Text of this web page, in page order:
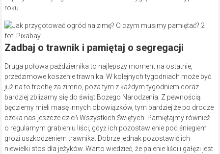
roku.
fot. Pixabay
Zadbaj o trawnik i pamiętaj o segregacji
Druga połowa października to najlepszy moment na ostatnie,
przedzimowe koszenie trawnika. W kolejnych tygodniach może być
już na to trochę za zimno, poza tym z każdym tygodniem coraz
bardziej zbliżamy się do świąt Bożego Narodzenia. Z pewnością
będziemy mieli masę innych obowiązków, tym bardziej że po drodze
czeka nas jeszcze dzień Wszystkich Świętych. Pamiętajmy również
o regularnym grabieniu liści, gdyż ich pozostawienie pod śniegiem
grozi uszkodzeniem trawnika. Dobrze jednak pozostawić ich
niewielki stos dla jeżyków. Warto wiedzieć, że palenie liści i gałęzi jest